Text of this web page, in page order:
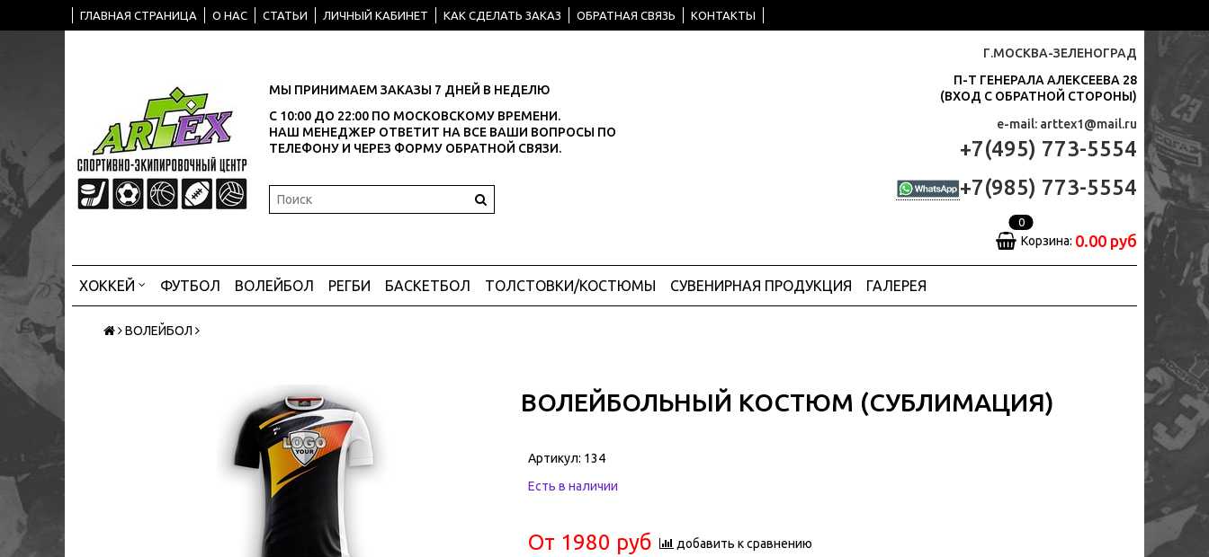
ГЛАВНАЯ СТРАНИЦА О НАС СТАТЬИ ЛИЧНЫЙ КАБИНЕТ КАК СДЕЛАТЬ ЗАКАЗ ОБРАТНАЯ СВЯЗЬ КОНТАКТЫ
МЫ ПРИНИМАЕМ ЗАКАЗЫ 7 ДНЕЙ В НЕДЕЛЮ
С 10:00 ДО 22:00 ПО МОСКОВСКОМУ ВРЕМЕНИ.
НАШ МЕНЕДЖЕР ОТВЕТИТ НА ВСЕ ВАШИ ВОПРОСЫ ПО
ТЕЛЕФОНУ И ЧЕРЕЗ ФОРМУ ОБРАТНОЙ СВЯЗИ.
Г.МОСКВА-ЗЕЛЕНОГРАД
П-Т ГЕНЕРАЛА АЛЕКСЕЕВА 28
(ВХОД С ОБРАТНОЙ СТОРОНЫ)
e-mail: arttex1@mail.ru
+7(495) 773-5554
+7(985) 773-5554
0
Корзина: 0.00 руб
ХОККЕЙ ФУТБОЛ ВОЛЕЙБОЛ РЕГБИ БАСКЕТБОЛ ТОЛСТОВКИ/КОСТЮМЫ СУВЕНИРНАЯ ПРОДУКЦИЯ ГАЛЕРЕЯ
ВОЛЕЙБОЛ
ВОЛЕЙБОЛЬНЫЙ КОСТЮМ (СУБЛИМАЦИЯ)
Артикул: 134
Есть в наличии
От 1980 руб добавить к сравнению